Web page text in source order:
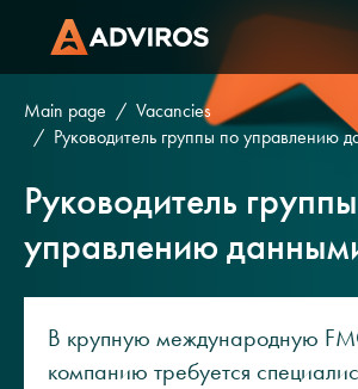
Main page
Vacancies
Руководитель группы по управлению
Руководитель
управлению
В крупную международную
компанию требуется